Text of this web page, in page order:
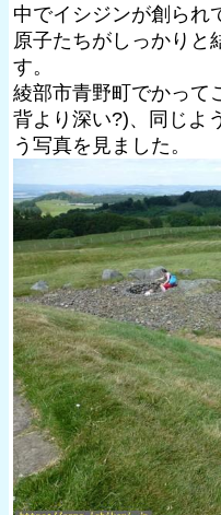
中でイシジンが創られ
原子たちがしっかりと
す。
綾部市青野町でかって
背より深い?)、同じよ
う写真を見ました。